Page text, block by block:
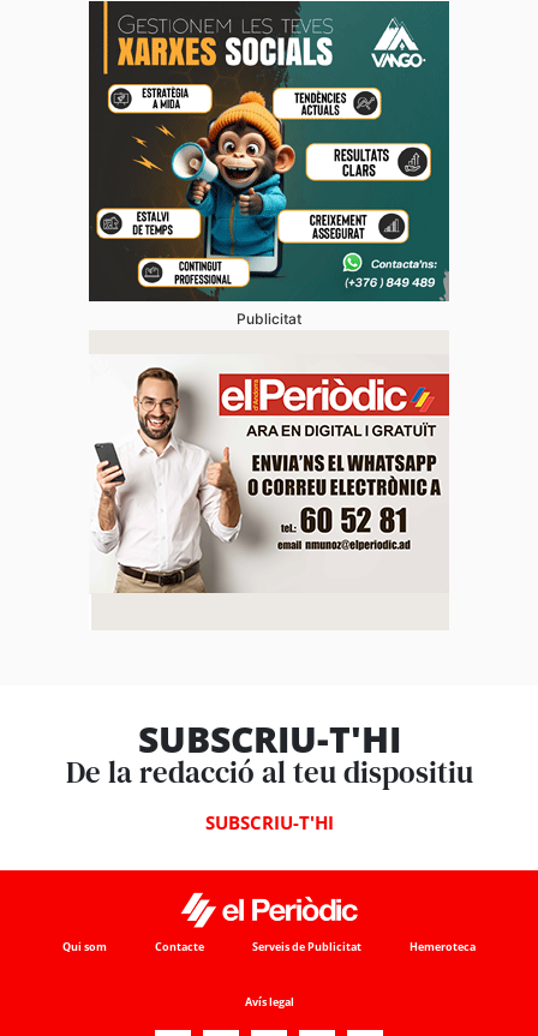
Publicitat
SUBSCRIU-T'HI
De la redacció al teu dispositiu
SUBSCRIU-T'HI
Qui som Contacte Serveis de Publicitat Hemeroteca
Avís legal